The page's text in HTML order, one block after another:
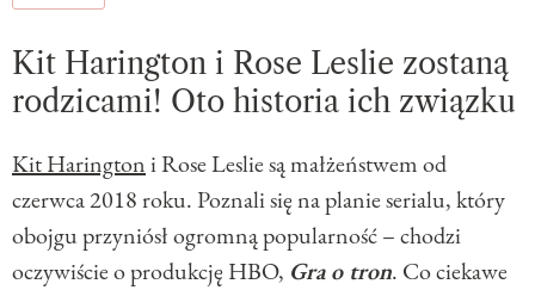
Kit Harington i Rose Leslie zostaną
rodzicami! Oto historia ich związku
Kit Haringtoni Rose Leslie są małżeństwem od
czerwca 2018 roku. Poznali się na planie serialu, który
obojgu przyniósł ogromną popularność – chodzi
oczywiście o produkcję HBO, Gra o tron. Co ciekawe